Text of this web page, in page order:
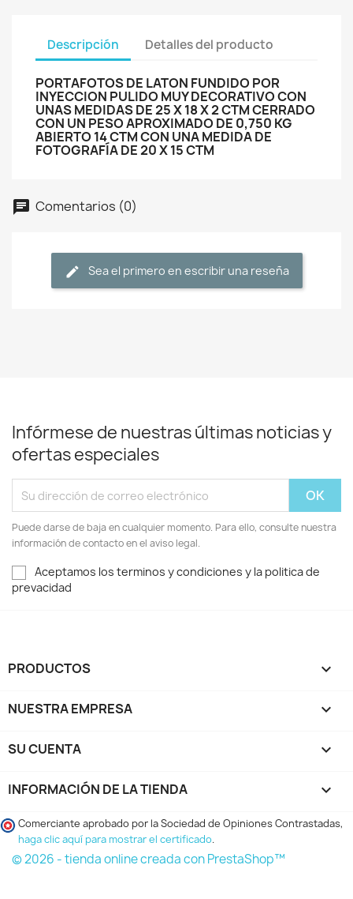
Descripción Detalles del producto
PORTAFOTOS DE LATON FUNDIDO POR
INYECCION PULIDO MUY DECORATIVO CON
UNAS MEDIDAS DE 25 X 18 X 2 CTM CERRADO
CON UN PESO APROXIMADO DE 0,750 KG
ABIERTO 14 CTM CON UNA MEDIDA DE
FOTOGRAFÍA DE 20 X 15 CTM
Comentarios (0)
Sea el primero en escribir una reseña
Infórmese de nuestras últimas noticias y
ofertas especiales
Puede darse de baja en cualquier momento. Para ello, consulte nuestra
información de contacto en el aviso legal.
Aceptamos los terminos y condiciones y la politica de
prevacidad
PRODUCTOS 
NUESTRA EMPRESA 
SU CUENTA 
INFORMACIÓN DE LA TIENDA keyboard_arrow_down
Comerciante aprobado por la Sociedad de Opiniones Contrastadas,
haga clic aquí para mostrar el certificado.
© 2026 - tienda online creada con PrestaShop™